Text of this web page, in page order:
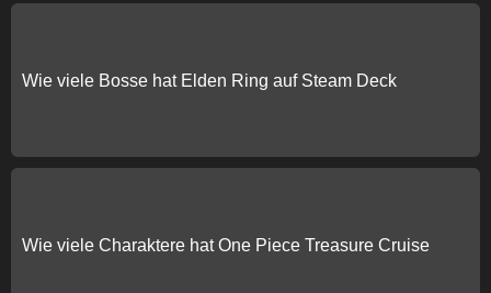
Wie viele Bosse hat Elden Ring auf Steam Deck
Wie viele Charaktere hat One Piece Treasure Cruise